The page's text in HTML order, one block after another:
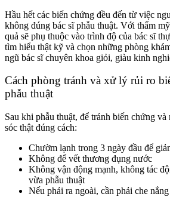
Hầu hết các biến chứng đều đến từ việc
không đúng bác sĩ phẫu thuật. Với thẩm
quả sẽ phụ thuộc vào trình độ của bác sĩ
tìm hiểu thật kỹ và chọn những phòng
ngũ bác sĩ chuyên khoa giỏi, giàu kinh
Cách phòng tránh và xử lý rủi ro
phẫu thuật
Sau khi phẫu thuật, để tránh biến chứng
sóc thật đúng cách:
Chườm lạnh trong 3 ngày đầu để
Không để vết thương đụng nước
Không vận động mạnh, không tác
vừa phẫu thuật
Nếu phải ra ngoài, cần phải che